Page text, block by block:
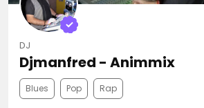
DJ
Djmanfred - Animmix
Blues Pop Rap